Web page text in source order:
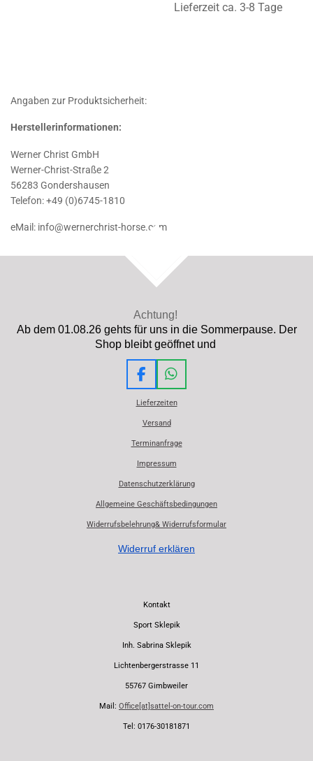
Lieferzeit ca. 3-8 Tage
Angaben zur Produktsicherheit:
Herstellerinformationen:
Werner Christ GmbH
Werner-Christ-Straße 2
56283 Gondershausen
Telefon: +49 (0)6745-1810
eMail: info@wernerchrist-horse.com
Achtung!
Ab dem 01.08.26 gehts für uns in die Sommerpause. Der
Shop bleibt geöffnet und
F
a
c
e
o
o
W
h
a
t
A
p
Lieferzeiten
Versand
Terminanfrage
Impressum
Datenschutzerklärung
Allgemeine Geschäftsbedingungen
Widerrufsbelehrung& Widerrufsformular
Widerruf erklären
Kontakt
Sport Sklepik
Inh. Sabrina Sklepik
Lichtenbergerstrasse 11
55767 Gimbweiler
Mail: Office[at]sattel-on-tour.com
Tel: 0176-30181871